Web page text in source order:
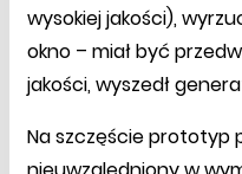
wysokiej jakości),
okno – miał być
jakości, wyszedł
Na szczęście prototyp